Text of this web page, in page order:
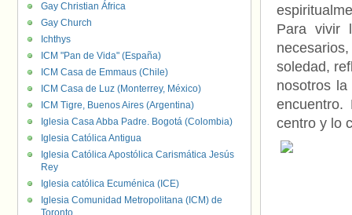
Para vivir
soledad,
nosotros
centro y lo
Gay Christian África
Gay Church
Ichthys
ICM "Pan de Vida" (España)
ICM Casa de Emmaus (Chile)
ICM Casa de Luz (Monterrey, México)
ICM Tigre, Buenos Aires (Argentina)
Iglesia Casa Abba Padre. Bogotá (Colombia)
Iglesia Católica Antigua
Iglesia Católica Apostólica Carismática Jesús
Rey
Iglesia católica Ecuménica (ICE)
Iglesia Comunidad Metropolitana (ICM) de
Toronto